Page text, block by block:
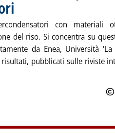
con
del riso. Si concentra su
da Enea, Università ‘La
pubblicati sulle riviste